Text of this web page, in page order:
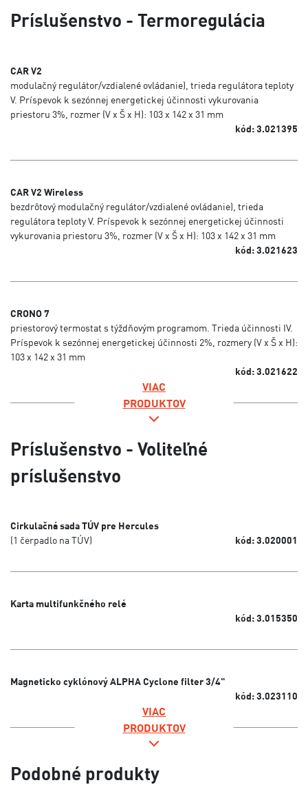
Príslušenstvo - Termoregulácia
CAR V2
modulačný regulátor/vzdialené ovládanie), trieda regulátora teploty
V. Príspevok k sezónnej energetickej účinnosti vykurovania
priestoru 3%, rozmer (V x Š x H): 103 x 142 x 31 mm
kód: 3.021395
CAR V2 Wireless
bezdrôtový modulačný regulátor/vzdialené ovládanie), trieda
regulátora teploty V. Príspevok k sezónnej energetickej účinnosti
vykurovania priestoru 3%, rozmer (V x Š x H): 103 x 142 x 31 mm
kód: 3.021623
CRONO 7
priestorový termostat s týždňovým programom. Trieda účinnosti IV.
Príspevok k sezónnej energetickej účinnosti 2%, rozmery (V x Š x H):
103 x 142 x 31 mm
kód: 3.021622
VIAC
PRODUKTOV
Príslušenstvo - Voliteľné
príslušenstvo
Cirkulačná sada TÚV pre Hercules
(1 čerpadlo na TÚV)
kód: 3.020001
Karta multifunkčného relé
kód: 3.015350
Magneticko cyklónový ALPHA Cyclone filter 3/4"
kód: 3.023110
VIAC
PRODUKTOV
Podobné produkty